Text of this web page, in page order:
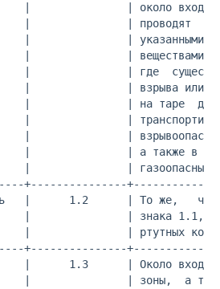
| около входа на
| проводят
| указанными
| веществами; на
| где  существует
| взрыва или
| на таре  для
|
| взрывоопасных
| а также в
| газоопасных
+---------------
|      1.2      | То же,
| знака 1.1, и
| ртутных
+---------------
|      1.3      | Около
|               | зоны,  а также